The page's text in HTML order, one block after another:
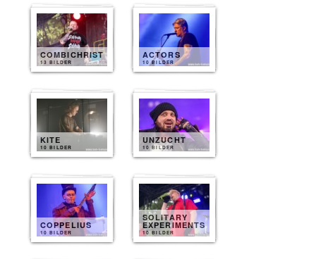
COMBICHRIST
13 BILDER
ACTORS
10 BILDER
KITE
10 BILDER
UNZUCHT
10 BILDER
COPPELIUS
10 BILDER
SOLITARY
EXPERIMENTS
10 BILDER